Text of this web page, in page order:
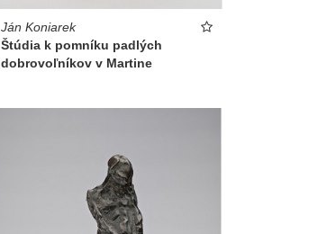
Ján Koniarek
Štúdia k pomníku padlých
dobrovoľníkov v Martine